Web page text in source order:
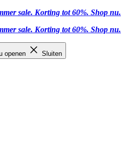
sale. Korting tot 60%. Shop nu.
sale. Korting tot 60%. Shop nu.
openen Sluiten